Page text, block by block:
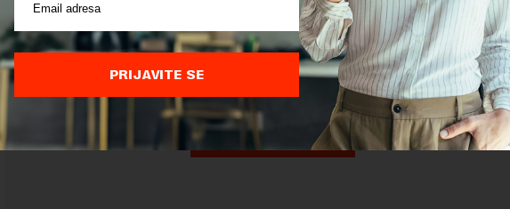
Pre slanja komentara, molimo vas da se upoznate sapravilima komentarisanja i pravilima
Google Politika PrivatnostiiGoogle Uslovi
su primenjeni.
PRIJAVITE SE